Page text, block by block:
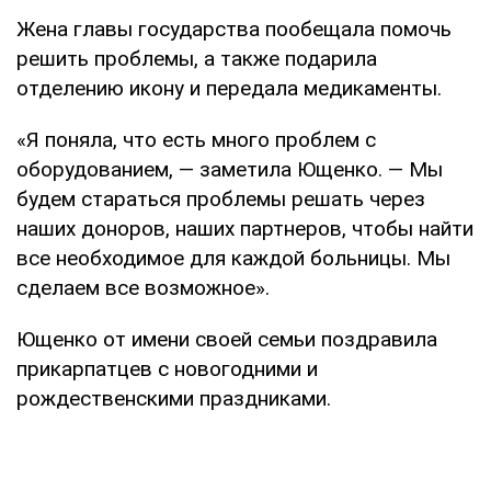
Жена главы государства пообещала помочь
решить проблемы, а также подарила
отделению икону и передала медикаменты.
«Я поняла, что есть много проблем с
оборудованием, — заметила Ющенко. — Мы
будем стараться проблемы решать через
наших доноров, наших партнеров, чтобы найти
все необходимое для каждой больницы. Мы
сделаем все возможное».
Ющенко от имени своей семьи поздравила
прикарпатцев с новогодними и
рождественскими праздниками.